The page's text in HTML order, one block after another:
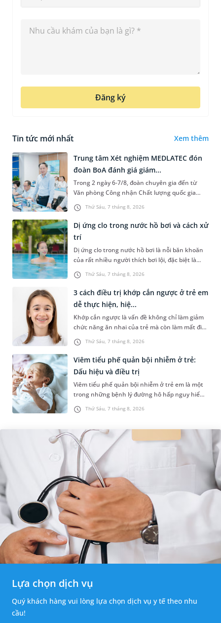
Đăng ký
Tin tức mới nhất Xem thêm
Thứ Sáu, 7 tháng 8, 2026
Trung tâm Xét nghiệm MEDLATEC đón
đoàn BoA đánh giá giám...
Trong 2 ngày 6-7/8, đoàn chuyên gia đến từ
Văn phòng Công nhận Chất lượng quốc gia
(BoA) đã ghi nhận và đánh giá cao nỗ lực duy trì
hệ thống quản lý chất lượ...
Thứ Sáu, 7 tháng 8, 2026
Dị ứng clo trong nước hồ bơi và cách xử
trí
Dị ứng clo trong nước hồ bơi là nỗi băn khoăn
của rất nhiều người thích bơi lội, đặc biệt là
những trường hợp thường xuyên bơi ở những
hồ bơi nhân tạo. Bài v...
Thứ Sáu, 7 tháng 8, 2026
3 cách điều trị khớp cắn ngược ở trẻ em
dễ thực hiện, hiệ...
Khớp cắn ngược là vấn đề không chỉ làm giảm
chức năng ăn nhai của trẻ mà còn làm mất đi
sự cân đối của khuôn mặt. Do đó, cần khắc
phục sớm tình trạng này để...
Thứ Sáu, 7 tháng 8, 2026
Viêm tiểu phế quản bội nhiễm ở trẻ:
Dấu hiệu và điều trị
Viêm tiểu phế quản bội nhiễm ở trẻ em là một
trong những bệnh lý đường hô hấp nguy hiểm,
thường bùng phát vào thời điểm giao mùa. Khi
những tổn thương ban đầ...
Lựa chọn dịch vụ
Quý khách hàng vui lòng lựa chọn dịch vụ y tế theo nhu
cầu!